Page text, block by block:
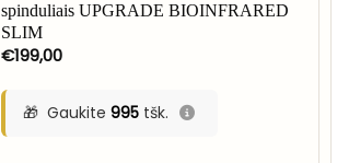
spinduliais UPGRADE BIOINFRARED
SLIM
€199,00
Gaukite995 tšk.